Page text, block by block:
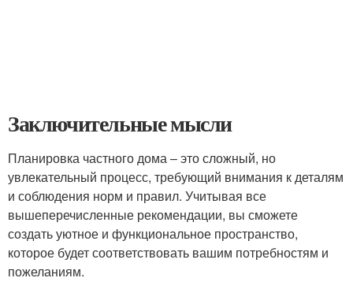
Заключительные мысли
Планировка частного дома – это сложный, но
увлекательный процесс, требующий внимания к деталям
и соблюдения норм и правил. Учитывая все
вышеперечисленные рекомендации, вы сможете
создать уютное и функциональное пространство,
которое будет соответствовать вашим потребностям и
пожеланиям.